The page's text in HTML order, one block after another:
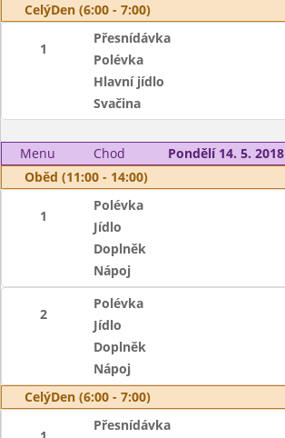
CelýDen (6:00 - 7:00)
1
Přesnídávka
Polévka
Hlavní jídlo
Svačina
Menu Chod
Pondělí 14. 5. 2018
Oběd (11:00 - 14:00)
1
Polévka
Jídlo
Doplněk
Nápoj
2
Polévka
Jídlo
Doplněk
Nápoj
CelýDen (6:00 - 7:00)
Přesnídávka